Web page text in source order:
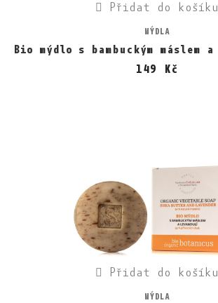
Přidat do košíku
MÝDLA
Bio mýdlo s bambuckým máslem
149 Kč
Přidat do košíku
MÝDLA